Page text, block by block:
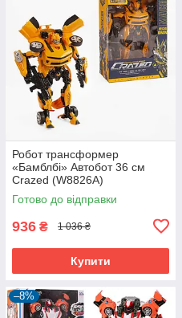
Робот трансформер
«Бамблбі» Автобот 36 см
Crazed (W8826A)
Готово до відправки
936 ₴ 1 036 ₴
Купити
–8%